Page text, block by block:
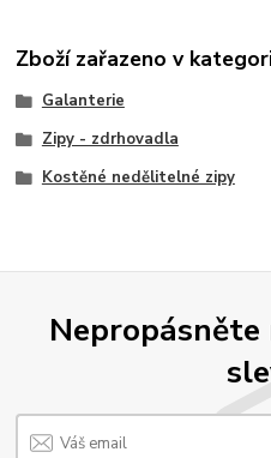
Zboží zařazeno v
Galanterie
Zipy - zdrhovadla
Kostěné nedělitelné zipy
Nepropásněte